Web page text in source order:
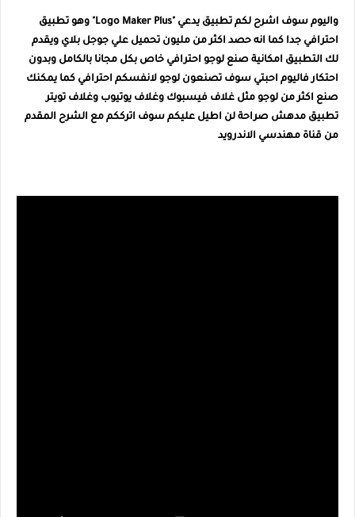
واليوم سوف اشرح لكم تطبيق يدعي "Logo Maker Plus" وهو تطبيق
احترافي جدا كما انه حصد اكثر من مليون تحميل علي جوجل بلاي ويقدم
لك التطبيق امكانية صنع لوجو احترافي خاص بكل مجانا بالكامل وبدون
احتكار فاليوم احبتي سوف تصنعون لوجو لانفسكم احترافي كما يمكنك
صنع اكثر من لوجو مثل غلاف فيسبوك وغلاف يوتيوب وغلاف تويتر
تطبيق مدهش صراحة لن اطيل عليكم سوف اترككم مع الشرح المقدم
من قناة مهندسي الاندرويد